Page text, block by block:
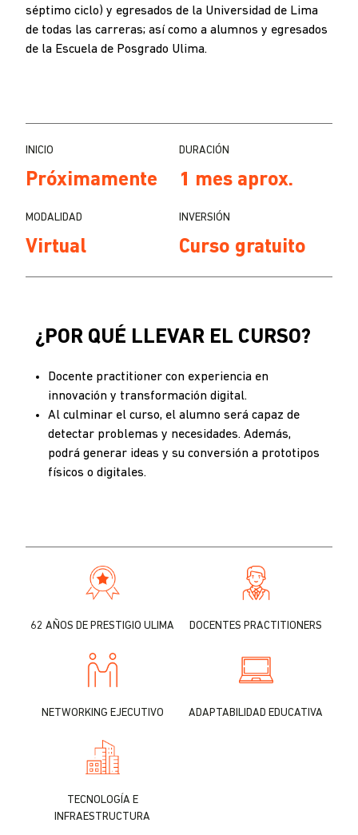
séptimo ciclo) y egresados de la Universidad de Lima
de todas las carreras; así como a alumnos y egresados
de la Escuela de Posgrado Ulima.
INICIO
Próximamente
DURACIÓN
1 mes aprox.
MODALIDAD
Virtual
INVERSIÓN
Curso gratuito
¿POR QUÉ LLEVAR EL CURSO?
Docente practitioner con experiencia en
innovación y transformación digital.
Al culminar el curso, el alumno será capaz de
detectar problemas y necesidades. Además,
podrá generar ideas y su conversión a prototipos
físicos o digitales.
62 AÑOS DE PRESTIGIO ULIMA DOCENTES PRACTITIONERS
NETWORKING EJECUTIVO ADAPTABILIDAD EDUCATIVA
TECNOLOGÍA E
INFRAESTRUCTURA